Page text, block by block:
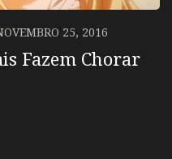
25, 2016
Fazem Chorar